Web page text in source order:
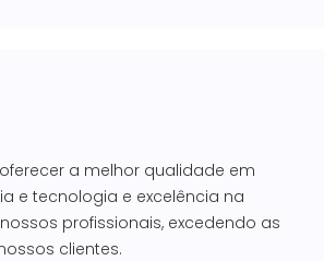
a melhor qualidade em
e tecnologia e excelência na
profissionais, excedendo as
clientes.